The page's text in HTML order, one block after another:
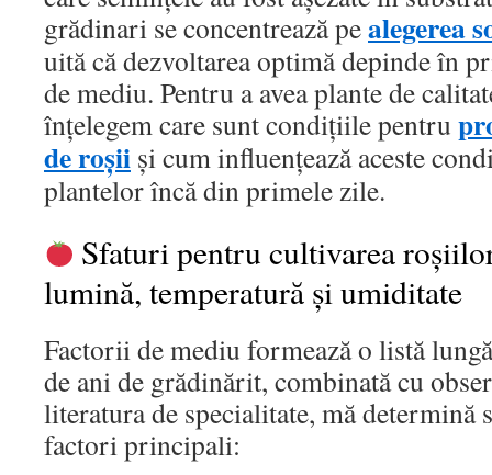
grădinari se concentrează pealegerea
uită că dezvoltarea optimă depinde în
de mediu. Pentru a avea plante de
înțelegem care sunt condițiile pentru
de roșii și cum influențează aceste
plantelor încă din primele zile.
Sfaturi pentru cultivarea
lumină, temperatură și umiditate
Factorii de mediu formează o listă
de ani de grădinărit, combinată cu
literatura de specialitate, mă determină
factori principali: